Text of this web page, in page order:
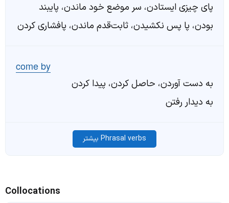
پای چیزی ایستادن، سر موضع خود ماندن، پایبند
بودن، پا پس نکشیدن، ثابت‌قدم ماندن، پافشاری کردن
come by
به‌ دست آوردن، حاصل کردن، پیدا کردن
به دیدار رفتن
Phrasal verbs بیشتر
Collocations